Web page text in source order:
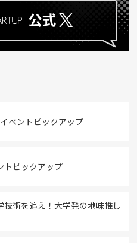
ベントピックアップ
トピックアップ
技術を追え！大学発の地味推し